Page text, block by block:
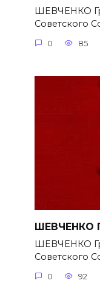
ШЕВЧЕНКО
Советского
0 85
ШЕВЧЕНКО
ШЕВЧЕНКО
Советского
0 92